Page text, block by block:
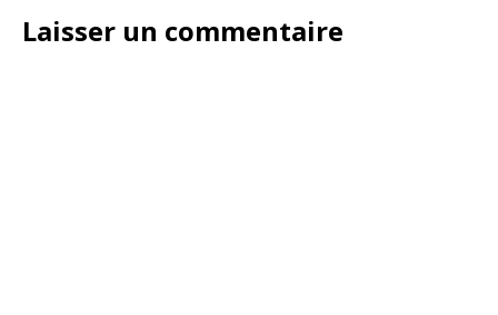
Laisser un commentaire